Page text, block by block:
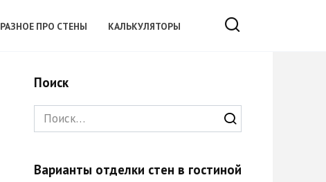
РАЗНОЕ ПРО СТЕНЫ КАЛЬКУЛЯТОРЫ
Поиск
Search
for:
Варианты отделки стен в гостиной